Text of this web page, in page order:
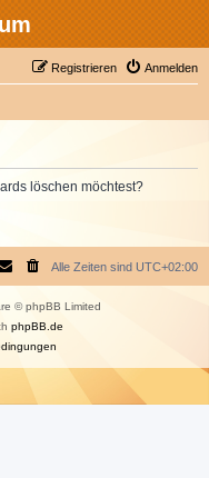
Anmelden
Registrieren
löschen möchtest?
Alle Zeiten sind UTC+02:00
© phpBB Limited
phpBB.de